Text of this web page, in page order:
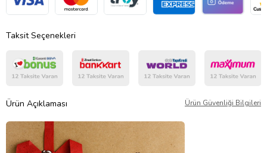
Taksit Seçenekleri
Ürün Açıklaması Ürün Güvenliği Bilgileri